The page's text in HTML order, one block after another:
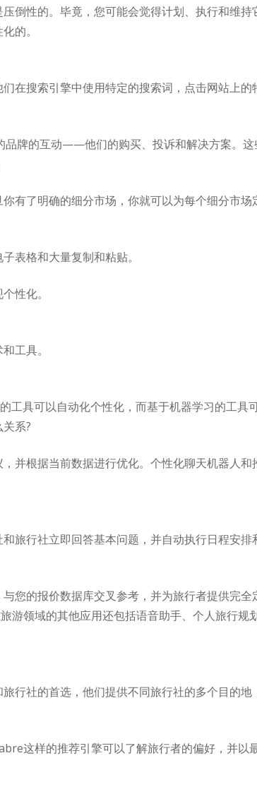
倒性的。毕竟，您可能会觉得计划、执行和维持
的。
在搜索引擎中使用特定的搜索词，点击网站上的
品牌的互动——他们的购买、投诉和解决方案。这
有了明确的细分市场，你就可以为每个细分市场
表格和大量复制和粘贴。
性化。
工具。
工具可以自动化个性化，而基于机器学习的工具
系?
并根据当前数据进行优化。个性化聊天机器人和
旅行社立即回答基本问题，并自动执行日程安排
您的报价数据库交叉参考，并为旅行者提供完全
游领域的其他应用还包括语音助手、个人旅行规
行社的首选，他们提供不同旅行社的多个目的地
这样的推荐引擎可以了解旅行者的偏好，并以